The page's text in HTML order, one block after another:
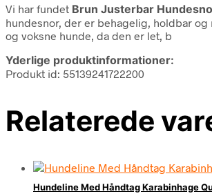
Vi har fundet Brun Justerbar
hundesnor, der er behagelig, holdbar
og voksne hunde, da den er let, b
Yderlige produktinformationer:
Produkt id: 55139241722200
Relaterede
Hundeline Med Håndtag Karabinhage